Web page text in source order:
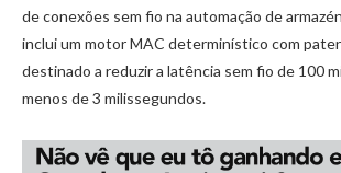
de conexões sem fio na automação de
inclui um motor MAC determinístico com
destinado a reduzir a latência sem fio de 100
menos de 3 milissegundos.